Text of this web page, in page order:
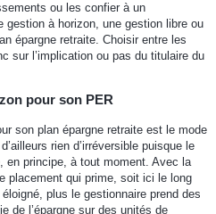
ou les confier à un
à horizon, une gestion libre ou
épargne retraite. Choisir entre les
sur l’implication ou pas du titulaire du
pour son PER
son plan épargne retraite est le mode
rien d’irréversible puisque le
en principe, à tout moment. Avec la
placement qui prime, soit ici le long
plus le gestionnaire prend des
de l’épargne sur des unités de